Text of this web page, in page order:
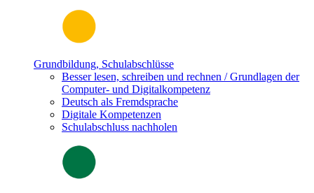
Grundbildung, Schulabschlüsse
Besser lesen, schreiben und rechnen / Grundlagen der
Computer- und Digitalkompetenz
Deutsch als Fremdsprache
Digitale Kompetenzen
Schulabschluss nachholen